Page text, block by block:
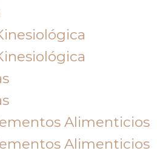
Alimenticios
Alimenticios